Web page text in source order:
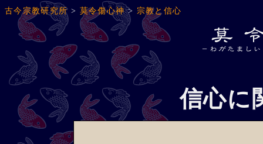
古今宗教研究所> 莫令傷心神> 宗教と信心
信心に